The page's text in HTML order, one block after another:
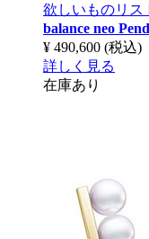
欲しいものリス
balance neo
¥ 490,600 (税込)
詳しく見る
在庫あり